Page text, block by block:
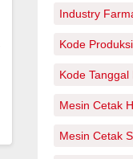
Industry
Kode Produksi
Kode Tanggal
Mesin Cetak
Mesin Cetak